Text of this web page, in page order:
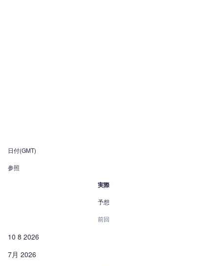
日付(GMT)
参照
実際
予想
前回
10 8 2026
7月 2026